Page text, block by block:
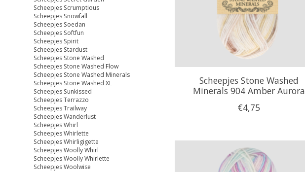
Scheepjes Scrumptious
Scheepjes Snowfall
Scheepjes Soedan
Scheepjes Softfun
Scheepjes Spirit
Scheepjes Stardust
Scheepjes Stone Washed
Scheepjes Stone Washed Flow
Scheepjes Stone Washed Minerals
Scheepjes Stone Washed XL
Scheepjes Sunkissed
Scheepjes Terrazzo
Scheepjes Trailway
Scheepjes Wanderlust
Scheepjes Whirl
Scheepjes Whirlette
Scheepjes Whirligigette
Scheepjes Woolly Whirl
Scheepjes Woolly Whirlette
Scheepjes Woolwise
Scheepjes Stone Washed
Minerals 904 Amber Aurora
€4,75